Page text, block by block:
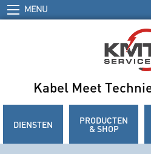
MENU
Kabel Meet
DIENSTEN PRODUCTEN
& SHOP